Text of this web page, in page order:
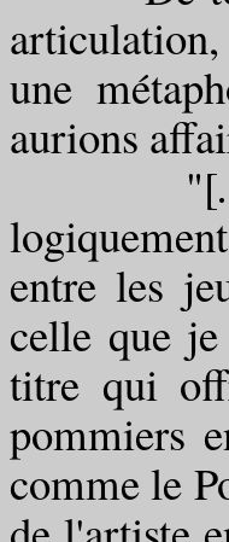
une
aurions
"[
entre les
celle que
titre qui
pommiers
comme le